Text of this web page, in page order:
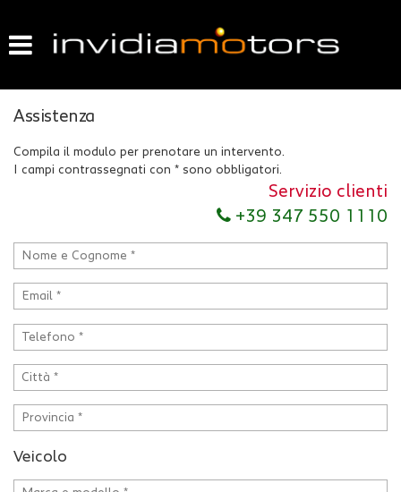
CONTATTI
Assistenza
Compila il modulo per prenotare un intervento.
I campi contrassegnati con * sono obbligatori.
Servizio clienti
+39 347 550 1110
Veicolo